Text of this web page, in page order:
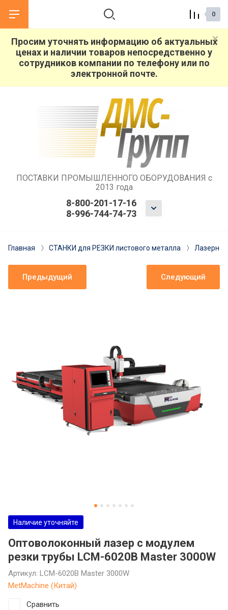
Просим уточнять информацию об актуальных
ценах и наличии товаров непосредственно у
сотрудников компании по телефону или по
электронной почте.
назад
О КОМПАНИИ
назад
Гарантийное обслуживание
Ремонт станков
Поставка запчастей и оснастки
Разработка технологии
ПОСТАВКИ ПРОМЫШЛЕННОГО ОБОРУДОВАНИЯ с
2013 года
8-800-201-17-16
8-996-744-74-73
0
Главная СТАНКИ для РЕЗКИ листового металла
Предыдущий Следующий
Наличие уточняйте
Оптоволоконный лазер с модулем
резки трубы LCM-6020B Master 3000W
Артикул: LCM-6020B Master 3000W
MetMachine (Китай)
Сравнить